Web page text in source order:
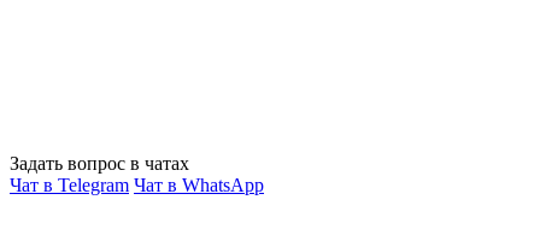
Задать вопрос в чатах
Чат в Telegram Чат в WhatsApp